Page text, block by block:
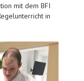
mit dem BFI
in